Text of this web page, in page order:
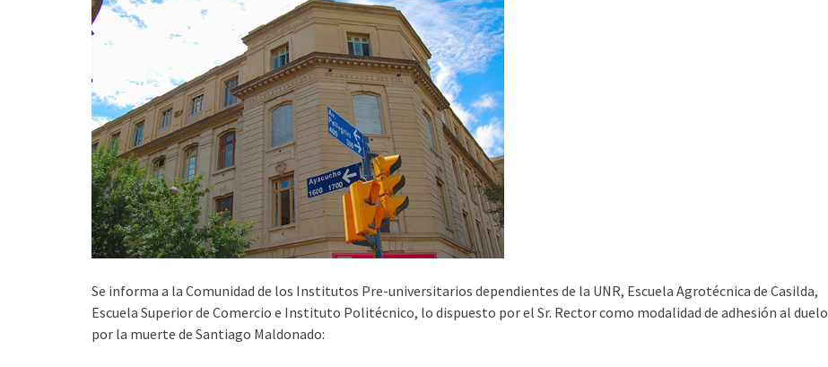
Se informa a la Comunidad de los Institutos Pre-universitarios dependientes de la UNR, Escuela Agrotécnica de Casilda,
Escuela Superior de Comercio e Instituto Politécnico, lo dispuesto por el Sr. Rector como modalidad de adhesión al duelo
por la muerte de Santiago Maldonado: